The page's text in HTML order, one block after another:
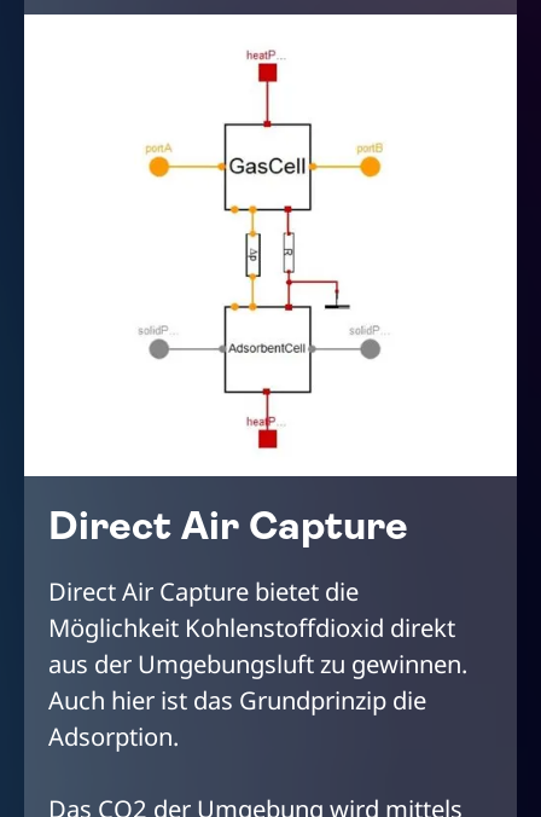
Direct Air Capture
Direct Air Capture bietet die
Möglichkeit Kohlenstoffdioxid direkt
aus der Umgebungsluft zu gewinnen.
Auch hier ist das Grundprinzip die
Adsorption.
Das CO2 der Umgebung wird mittels